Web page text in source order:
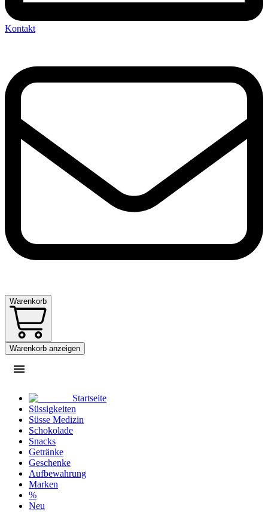
Kontakt
Warenkorb
Warenkorb anzeigen
Startseite
Süssigkeiten
Süsse Medizin
Schokolade
Snacks
Getränke
Geschenke
Aufbewahrung
Marken
%
Neu